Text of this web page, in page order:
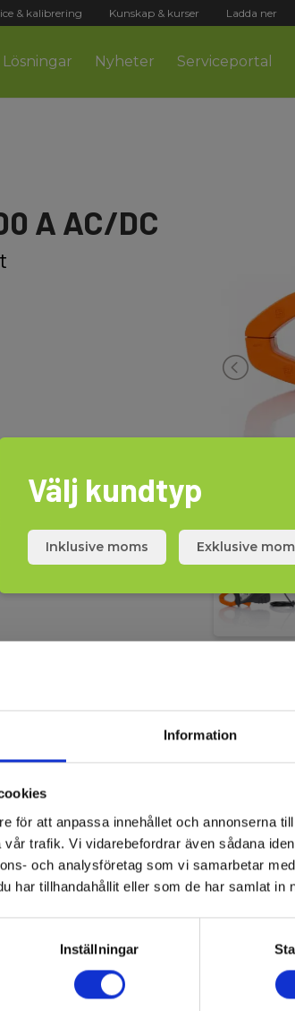
Information
för att anpassa innehållet och annonserna
trafik. Vi vidarebefordrar även sådana
och analysföretag som vi samarbetar
har tillhandahållit eller som de har samlat in
Inställningar
& kalibrering Kunskap & kurser Ladda ner
Lösningar Nyheter Serviceportal
A AC/DC
som mäter både AC och
G3, PQA824 och
med en adapterkontakt.
of
Välj kundtyp
Inklusive moms Exklusive